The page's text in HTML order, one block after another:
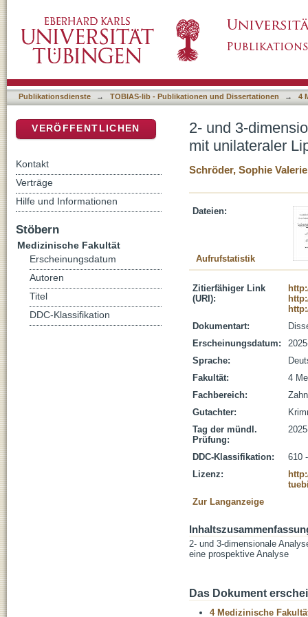
Kiefer-Gaumenspalte-eine prospektive
Publikationsdienste → TOBIAS-lib - Publikationen und Dissertationen → 4
2- und 3-
mit unilateraler
Schröder, Sophie
Dateien:
Aufrufstatistik
Zitierfähiger Link
(URI):
Dokumentart:
Erscheinungsdatum:
Sprache:
Fakultät:
4
Fachbereich:
Gutachter:
Tag der mündl.
Prüfung:
DDC-Klassifikation:
610
Lizenz:
Zur Langanzeige
2- und 3-dimensionale
eine prospektive Analyse
Das Dokument
4 Medizinische
VERÖFFENTLICHEN
Kontakt
Verträge
Hilfe und Informationen
Stöbern
Medizinische Fakultät
Erscheinungsdatum
Autoren
Titel
DDC-Klassifikation